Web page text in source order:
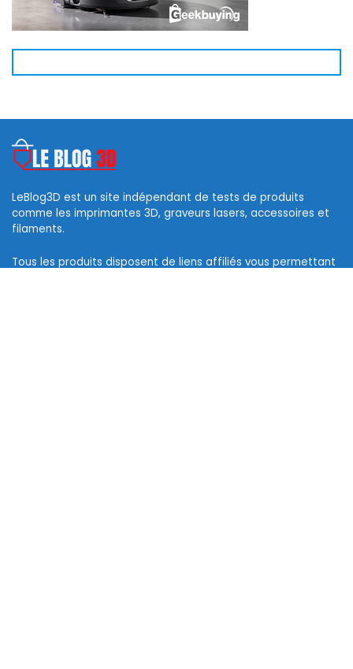
LeBlog3D est un site indépendant de tests de produits
comme les imprimantes 3D, graveurs lasers, accessoires et
filaments.
Tous les produits disposent de liens affiliés vous permettant